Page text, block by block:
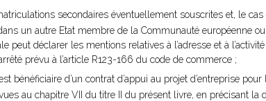
secondaires éventuellement souscrites et, le
un autre Etat membre de la Communauté européenne ou
peut déclarer les mentions relatives à l’adresse et à
prévu à l’article R123-166 du code de commerce ;
est bénéficiaire d’un contrat d’appui au projet d’entreprise
au chapitre VII du titre II du présent livre, en précisant